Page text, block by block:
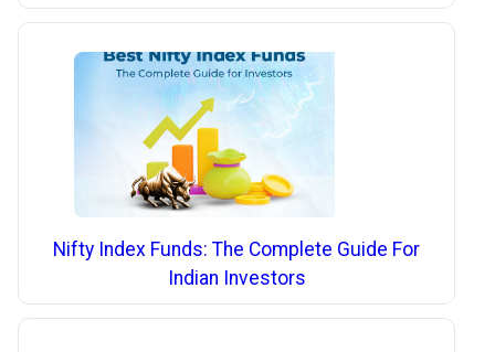
Nifty Index Funds: The Complete Guide For
Indian Investors